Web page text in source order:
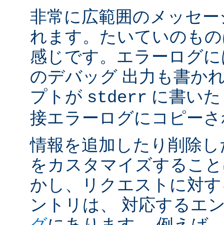
非常に広範囲のメッセ
れます。たいていのも
感じです。エラーログ
のデバッグ 出力も書か
プトが stderr に書い
接エラーログにコピー
情報を追加したり削除
をカスタマイズするこ
かし、リクエストに対
ントリは、 対応するエ